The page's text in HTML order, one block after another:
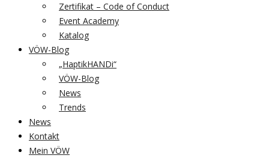
Zertifikat – Code of Conduct
Event Academy
Katalog
VÖW-Blog
„HaptikHANDi“
VÖW-Blog
News
Trends
News
Kontakt
Mein VÖW